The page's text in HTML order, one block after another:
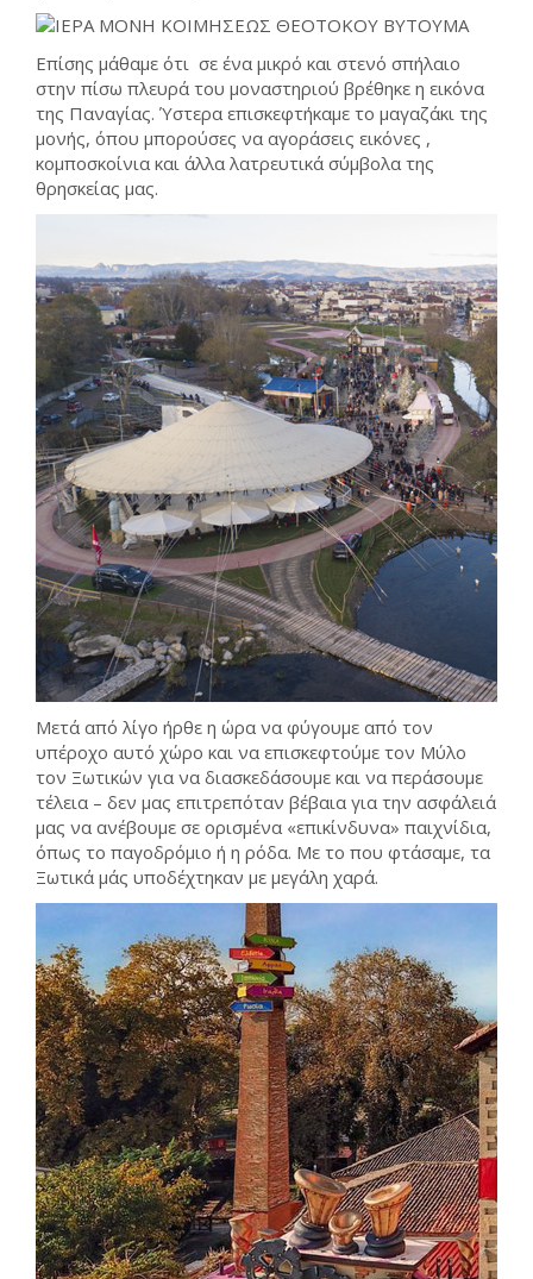
Επίσης μάθαμε ότι σε ένα μικρό και στενό σπήλαιο
στην πίσω πλευρά του μοναστηριού βρέθηκε η εικόνα
της Παναγίας. Ύστερα επισκεφτήκαμε το μαγαζάκι της
μονής, όπου μπορούσες να αγοράσεις εικόνες ,
κομποσκοίνια και άλλα λατρευτικά σύμβολα της
θρησκείας μας.
Μετά από λίγο ήρθε η ώρα να φύγουμε από τον
υπέροχο αυτό χώρο και να επισκεφτούμε τον Μύλο
τον Ξωτικών για να διασκεδάσουμε και να περάσουμε
τέλεια – δεν μας επιτρεπόταν βέβαια για την ασφάλειά
μας να ανέβουμε σε ορισμένα «επικίνδυνα» παιχνίδια,
όπως το παγοδρόμιο ή η ρόδα. Με το που φτάσαμε, τα
Ξωτικά μάς υποδέχτηκαν με μεγάλη χαρά.